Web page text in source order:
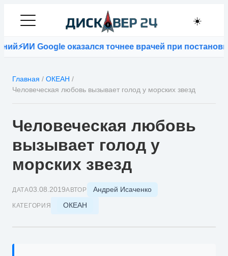
☀️
⚡ИИ Google оказался точнее врачей при постановке
Главная / ОКЕАН /
Человеческая любовь вызывает голод у морских звезд
Человеческая любовь
вызывает голод у
морских звезд
ДАТА03.08.2019АВТОР Андрей Исаченко
КАТЕГОРИЯ ОКЕАН